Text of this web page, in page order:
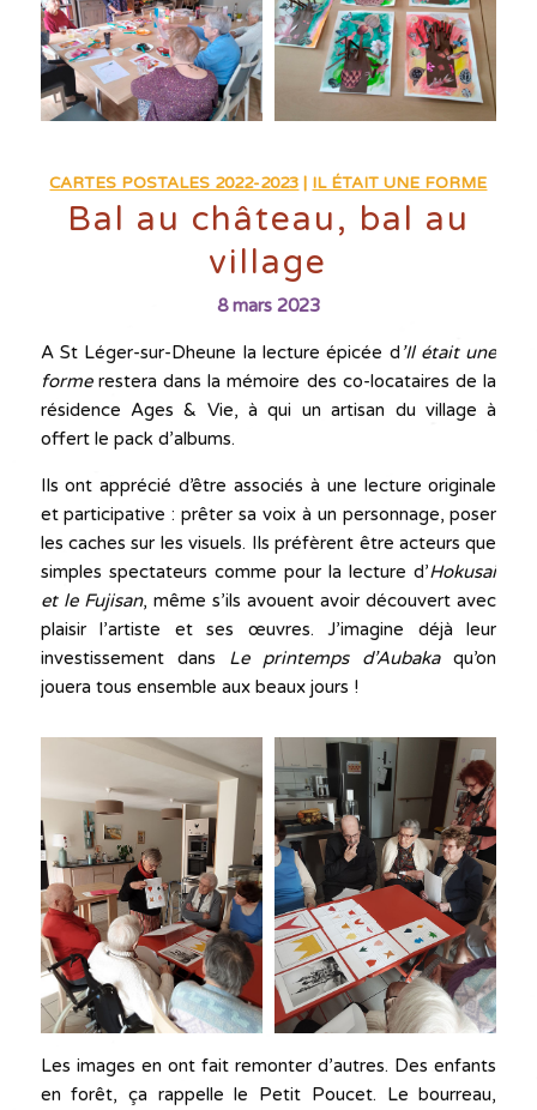
CARTES POSTALES 2022-2023 IL ÉTAIT UNE FORME
Bal au château, bal au
village
8 mars 2023
A St Léger-sur-Dheune la lecture épicée d ’Il était une
formerestera dans la mémoire des co-locataires de la
résidence Ages & Vie, à qui un artisan du village à
offert le pack d’albums.
Ils ont apprécié d’être associés à une lecture originale
et participative : prêter sa voix à un personnage, poser
les caches sur les visuels. Ils préfèrent être acteurs que
simples spectateurs comme pour la lecture d’Hokusai
et le Fujisan, même s’ils avouent avoir découvert avec
plaisir l’artiste et ses œuvres. J’imagine déjà leur
investissement dans Le printemps d’Aubakaqu’on
jouera tous ensemble aux beaux jours !
Les images en ont fait remonter d’autres. Des enfants
en forêt, ça rappelle le Petit Poucet. Le bourreau,